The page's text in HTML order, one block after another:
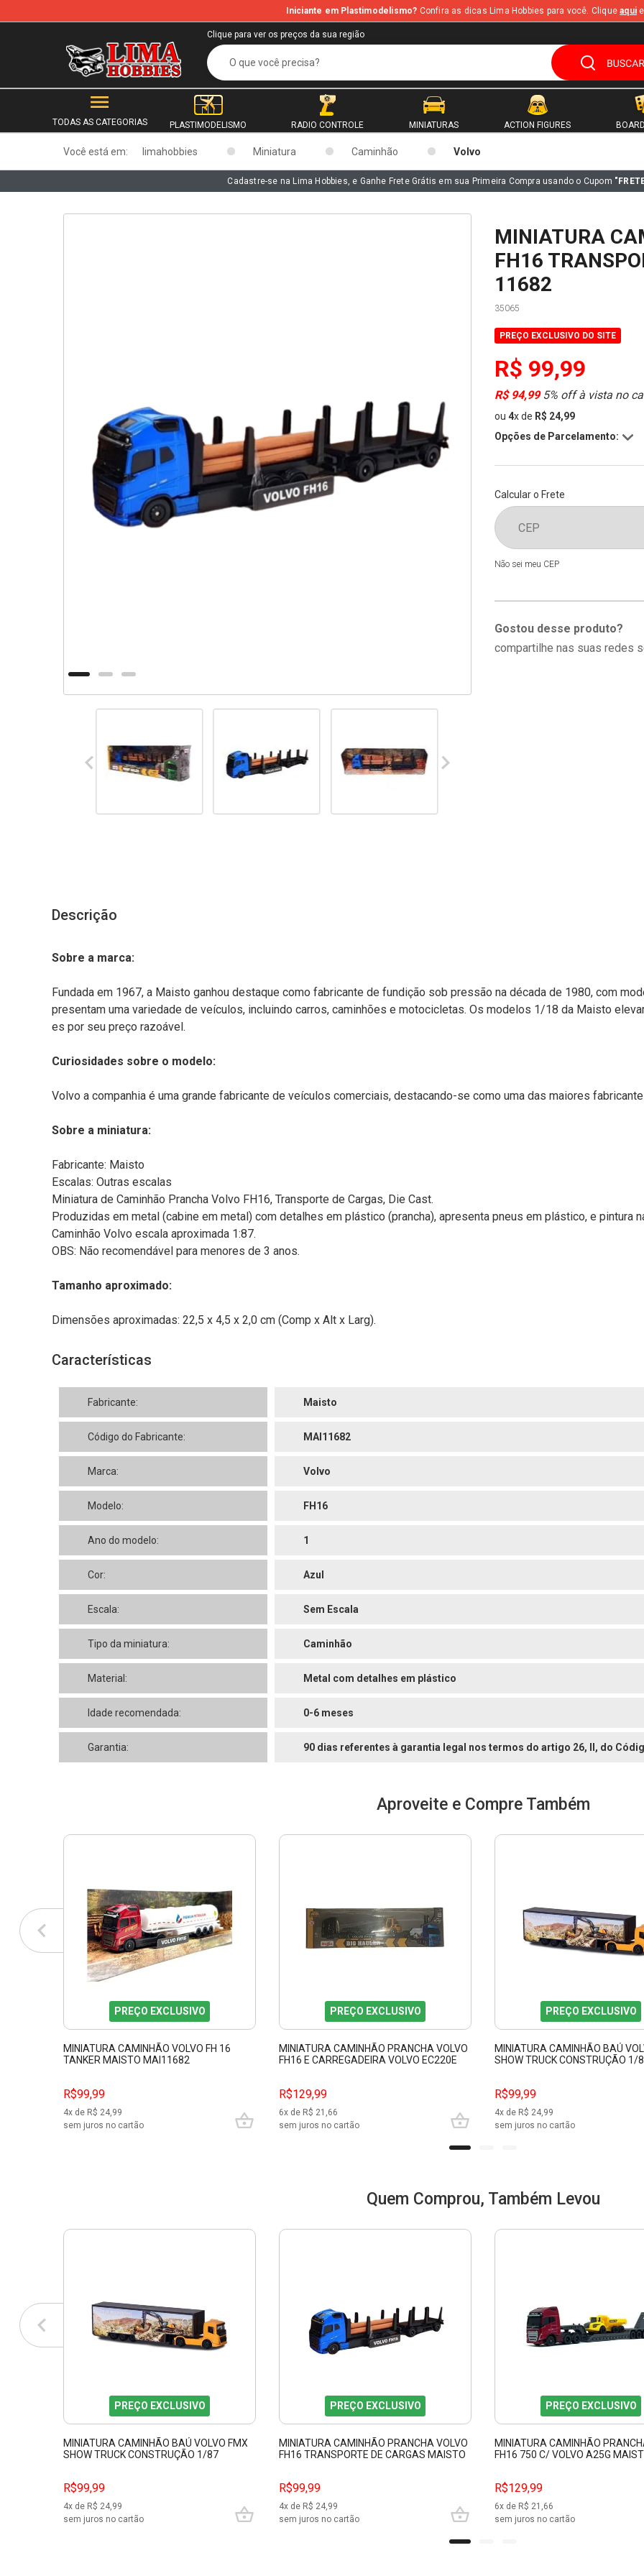
b
Iniciante em Plastimodelismo? Confira as dicas Lima Hobbies para você. Cliqueaqui
Clique para ver os preços da sua região
TODAS AS CATEGORIAS PLASTIMODELISMO RADIO CONTROLE MINIATURAS ACTION FIGURES
Você está em: limahobbies Miniatura Caminhão Volvo
Cadastre-se na Lima Hobbies, e Ganhe Frete Grátis em sua Primeira Compra usando o Cupom
MINIATURA
FH16
11682
35065
PREÇO EXCLUSIVO DO SITE
R$ 99,99
R$ 94,995% off à vista no
ou 4xde R$ 24,99
Opções de Parcelamento:
Calcular o Frete
Não sei meu CEP
Gostou desse produto?
compartilhe nas suas redes
Descrição
Sobre a marca:
Fundada em 1967, a Maisto ganhou destaque como fabricante de fundição sob pressão na década de 1980, com
presentam uma variedade de veículos, incluindo carros, caminhões e motocicletas. Os modelos 1/18 da Maisto
es por seu preço razoável.
Curiosidades sobre o modelo:
Volvo a companhia é uma grande fabricante de veículos comerciais, destacando-se como uma das maiores
Sobre a miniatura:
Fabricante: Maisto
Escalas: Outras escalas
Miniatura de Caminhão Prancha Volvo FH16, Transporte de Cargas, Die Cast.
Produzidas em metal (cabine em metal) com detalhes em plástico (prancha), apresenta pneus em plástico, e pintura
Caminhão Volvo escala aproximada 1:87.
OBS: Não recomendável para menores de 3 anos.
Tamanho aproximado:
Dimensões aproximadas: 22,5 x 4,5 x 2,0 cm (Comp x Alt x Larg).
Características
Fabricante: Maisto
Código do Fabricante: MAI11682
Marca: Volvo
Modelo: FH16
Ano do modelo: 1
Cor: Azul
Escala: Sem Escala
Tipo da miniatura: Caminhão
Material: Metal com detalhes em plástico
Idade recomendada: 0-6 meses
Garantia: 90 dias referentes à garantia legal nos termos do artigo 26, II, do
Aproveite e Compre Também
PREÇO EXCLUSIVO
MINIATURA CAMINHÃO VOLVO FH 16
TANKER MAISTO MAI11682
R$99,99
4x de R$ 24,99
sem juros no cartão
PREÇO EXCLUSIVO
MINIATURA CAMINHÃO PRANCHA VOLVO
FH16 E CARREGADEIRA VOLVO EC220E
R$129,99
6x de R$ 21,66
sem juros no cartão
PREÇO EXCLUSIVO
MINIATURA CAMINHÃO BAÚ
SHOW TRUCK CONSTRUÇÃO 1/
R$99,99
4x de R$ 24,99
sem juros no cartão
Quem Comprou, Também Levou
PREÇO EXCLUSIVO
MINIATURA CAMINHÃO BAÚ VOLVO FMX
SHOW TRUCK CONSTRUÇÃO 1/87
R$99,99
4x de R$ 24,99
sem juros no cartão
PREÇO EXCLUSIVO
MINIATURA CAMINHÃO PRANCHA VOLVO
FH16 TRANSPORTE DE CARGAS MAISTO
R$99,99
4x de R$ 24,99
sem juros no cartão
PREÇO EXCLUSIVO
MINIATURA CAMINHÃO
FH16 750 C/ VOLVO A25G
R$129,99
6x de R$ 21,66
sem juros no cartão